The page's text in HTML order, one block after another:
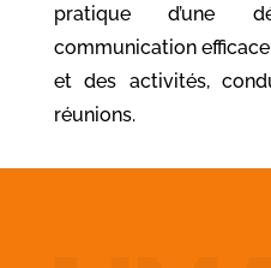
pratique d’une
communication
et des activités,
réunions.